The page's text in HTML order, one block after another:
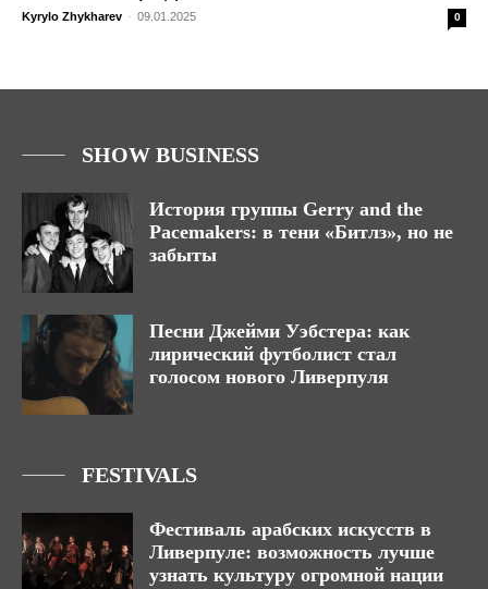
Kyrylo Zhykharev - 09.01.2025 0
SHOW BUSINESS
История группы Gerry and the
Pacemakers: в тени «Битлз», но не
забыты
Песни Джейми Уэбстера: как
лирический футболист стал
голосом нового Ливерпуля
FESTIVALS
Фестиваль арабских искусств в
Ливерпуле: возможность лучше
узнать культуру огромной нации